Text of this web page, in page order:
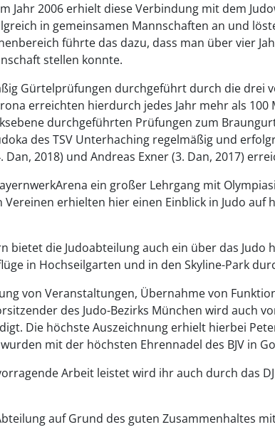
Jahr 2006 erhielt diese Verbindung mit dem
in gemeinsamen Mannschaften an und
führte das dazu, dass man über vier
stellen konnte.
Gürtelprüfungen durchgeführt durch die drei
erreichten hierdurch jedes Jahr mehr als
durchgeführten Prüfungen zum
des TSV Unterhaching regelmäßig und
2018) und Andreas Exner (3. Dan, 2017)
ein großer Lehrgang mit
erhielten hier einen Einblick in Judo auf
bietet die Judoabteilung auch ein über das Judo
in Hochseilgarten und in den Skyline-Park
von Veranstaltungen, Übernahme von
des Judo-Bezirks München wird auch
Die höchste Auszeichnung erhielt hierbei
mit der höchsten Ehrennadel des BJV in
Arbeit leistet wird ihr auch durch das
auf Grund des guten Zusammenhaltes